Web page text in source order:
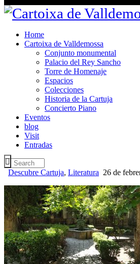
Home
Cartoixa de Valldemossa
Conjunto monumental
Palacio del Rey Sancho
Torre de Homenaje
Espacios
Colecciones
Historia de la Cartuja
Concierto Piano
Eventos
blog
Visit
Entradas
Descubre Cartuja, Literatura 26 de